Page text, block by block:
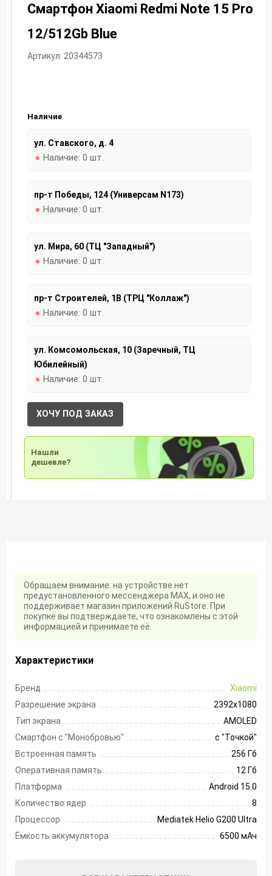
Смартфон Xiaomi Redmi Note 15 Pro
12/512Gb Blue
Артикул: 20344573
Наличие
ул. Ставского, д. 4
Наличие: 0 шт.
пр-т Победы, 124 (Универсам N173)
Наличие: 0 шт.
ул. Мира, 60 (ТЦ "Западный")
Наличие: 0 шт.
пр-т Строителей, 1В (ТРЦ "Коллаж")
Наличие: 0 шт.
ул. Комсомольская, 10 (Заречный, ТЦ
Юбилейный)
Наличие: 0 шт.
ХОЧУ ПОД ЗАКАЗ
Нашли
дешевле?
Обращаем внимание: на устройстве нет
предустановленного мессенджера MAX, и оно не
поддерживает магазин приложений RuStore. При
покупке вы подтверждаете, что ознакомлены с этой
информацией и принимаете её.
Характеристики
Бренд
Xiaomi
Разрешение экрана
2392х1080
Тип экрана
AMOLED
Смартфон с "Монобровью"
с "Точкой"
Встроенная память
256 Гб
Оперативная память
12 Гб
Платформа
Android 15.0
Количество ядер
8
Процессор
Mediatek Helio G200 Ultra
Ёмкость аккумулятора
6500 мАч